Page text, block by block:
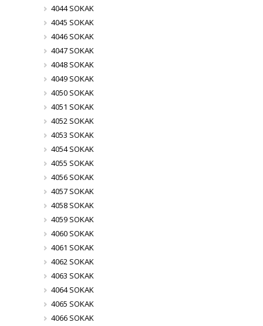
4044 SOKAK
4045 SOKAK
4046 SOKAK
4047 SOKAK
4048 SOKAK
4049 SOKAK
4050 SOKAK
4051 SOKAK
4052 SOKAK
4053 SOKAK
4054 SOKAK
4055 SOKAK
4056 SOKAK
4057 SOKAK
4058 SOKAK
4059 SOKAK
4060 SOKAK
4061 SOKAK
4062 SOKAK
4063 SOKAK
4064 SOKAK
4065 SOKAK
4066 SOKAK